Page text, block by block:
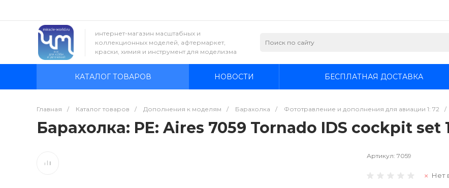
интернет-магазин масштабных и
коллекционных моделей, афтермаркет,
краски, химия и инструмент для моделизма
КАТАЛОГ ТОВАРОВ НОВОСТИ БЕСПЛАТНАЯ ДОСТАВКА
Главная / Каталог товаров / Дополнения к моделям / Барахолка / Фототравление и дополнения для авиации 1: 72 /
Барахолка: PE: Aires 7059 Tornado IDS cockpit set
Артикул: 7059
Нет